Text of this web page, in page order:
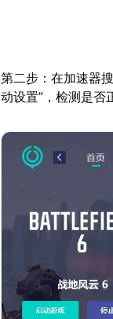
第二步：在加速器
动设置”，检测是否